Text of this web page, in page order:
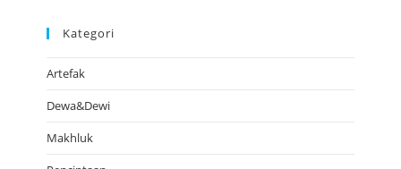
Kategori
Artefak
Dewa&Dewi
Makhluk